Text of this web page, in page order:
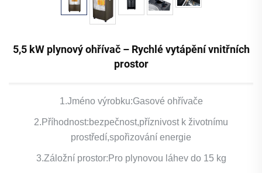
5,5 kW plynový ohřívač – Rychlé vytápění vnitřních
prostor
1.Jméno výrobku:Gasové ohřívače
2.Příhodnost:bezpečnost,příznivost k životnímu
prostředí,spořizování energie
3.Záložní prostor:Pro plynovou láhev do 15 kg